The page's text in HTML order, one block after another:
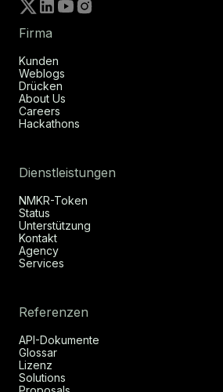
Firma
Kunden
Weblogs
Drücken
About Us
Careers
Hackathons
Dienstleistungen
NMKR-Token
Status
Unterstützung
Kontakt
Agency
Services
Referenzen
API-Dokumente
Glossar
Lizenz
Solutions